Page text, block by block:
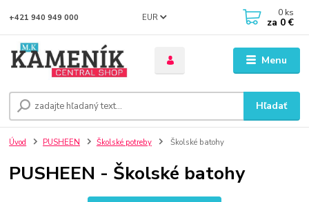
Menu
EUR
Hľadať
+421 940 949 000 0 ks
za 0 €
Úvod PUSHEEN Školské potreby Školské batohy
PUSHEEN - Školské batohy